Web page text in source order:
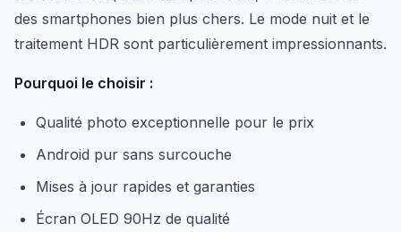
des smartphones bien plus chers. Le mode nuit et le
traitement HDR sont particulièrement impressionnants.
Pourquoi le choisir :
Qualité photo exceptionnelle pour le prix
Android pur sans surcouche
Mises à jour rapides et garanties
Écran OLED 90Hz de qualité